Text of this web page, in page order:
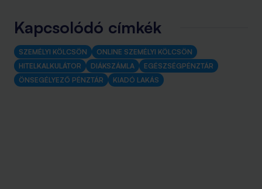
Kapcsolódó címkék
SZEMÉLYI KÖLCSÖN
ONLINE SZEMÉLYI KÖLCSÖN
HITELKALKULÁTOR
DIÁKSZÁMLA
EGÉSZSÉGPÉNZTÁR
ÖNSEGÉLYEZŐ PÉNZTÁR
KIADÓ LAKÁS